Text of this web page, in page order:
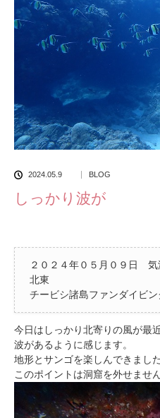
2024.05.9 BLOG
しっかり波が
２０２４年０５月０９日
北東
チービシ諸島ファンダイビン
今日はしっかり北寄りの風が最
波があるように感じます。
地形とサンゴを楽しんできました
このポイントは洞窟を外せません